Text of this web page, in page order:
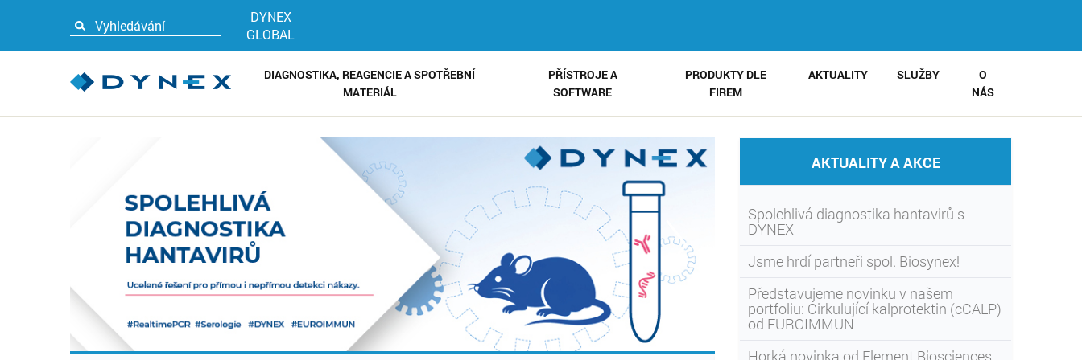
DYNEX
GLOBAL
DIAGNOSTIKA, REAGENCIE A SPOTŘEBNÍ
MATERIÁL
PŘÍSTROJE A
SOFTWARE
PRODUKTY DLE
FIREM
AKTUALITY SLUŽBY
O
NÁS
AKTUALITY A AKCE
Spolehlivá diagnostika hantavirů s
DYNEX
Jsme hrdí partneři spol. Biosynex!
Představujeme novinku v našem
portfoliu: Cirkulující kalprotektin (cCALP)
od EUROIMMUN
Horká novinka od Element Biosciences